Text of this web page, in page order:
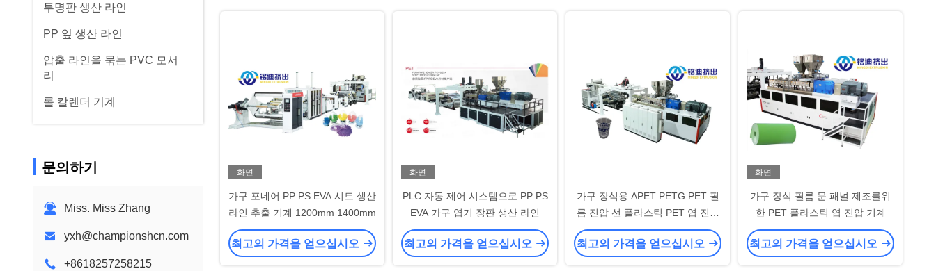
투명판 생산 라인
PP 잎 생산 라인
압출 라인을 묶는 PVC 모서
리
롤 칼렌더 기계
문의하기
Miss. Miss Zhang
yxh@championshcn.com
+8618257258215
화면
가구 포네어 PP PS EVA 시트 생산
라인 추출 기계 1200mm 1400mm
최고의 가격을 얻으십시오
화면
PLC 자동 제어 시스템으로 PP PS
EVA 가구 엽기 장판 생산 라인
최고의 가격을 얻으십시오
가구 장식용 APET PETG PET 필
름 진압 선 플라스틱 PET 엽 진압
기
최고의 가격을 얻으십시오
화면
가구 장식 필름 문 패널 제조를위
한 PET 플라스틱 엽 진압 기계
최고의 가격을 얻으십시오